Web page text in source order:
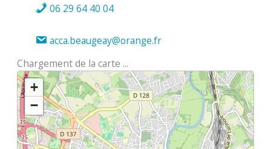
06 29 64 40 04
acca.beaugeay@orange.fr
Chargement de la carte ...
+
−